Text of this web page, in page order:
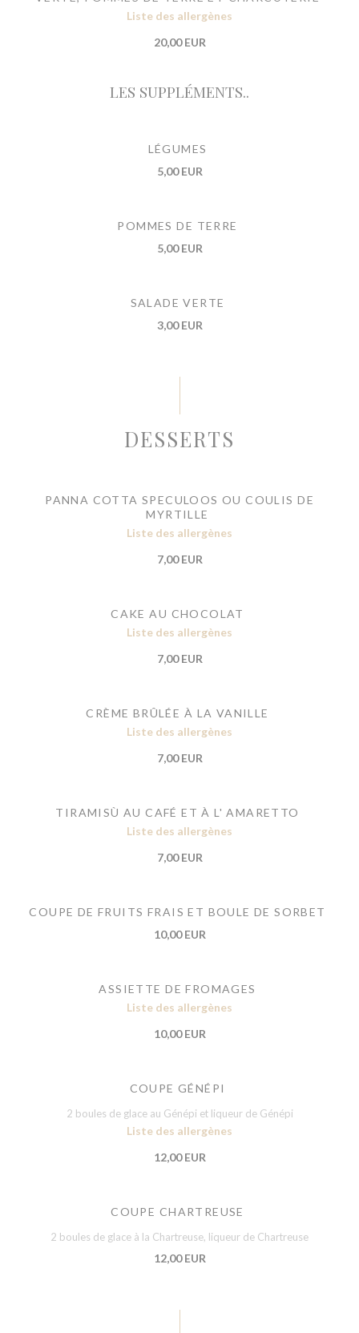
Liste des allergènes
20,00 EUR
LES SUPPLÉMENTS..
LÉGUMES
5,00 EUR
POMMES DE TERRE
5,00 EUR
SALADE VERTE
3,00 EUR
DESSERTS
PANNA COTTA SPECULOOS OU COULIS DE
MYRTILLE
Liste des allergènes
7,00 EUR
CAKE AU CHOCOLAT
Liste des allergènes
7,00 EUR
CRÈME BRÛLÉE À LA VANILLE
Liste des allergènes
7,00 EUR
TIRAMISÙ AU CAFÉ ET À L' AMARETTO
Liste des allergènes
7,00 EUR
COUPE DE FRUITS FRAIS ET BOULE DE SORBET
10,00 EUR
ASSIETTE DE FROMAGES
Liste des allergènes
10,00 EUR
COUPE GÉNÉPI
2 boules de glace au Génépi et liqueur de Génépi
Liste des allergènes
12,00 EUR
COUPE CHARTREUSE
2 boules de glace à la Chartreuse, liqueur de Chartreuse
12,00 EUR